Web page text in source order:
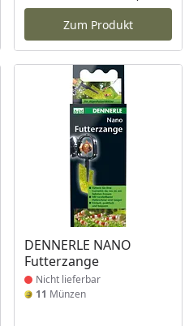
Zum Produkt
DENNERLE NANO
Futterzange
Produkt nicht lieferbar
Nicht lieferbar
11 Münzen